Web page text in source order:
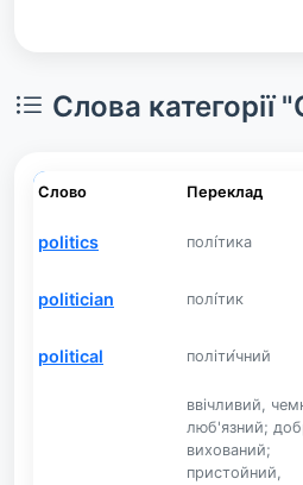
Слова категорії
Слово Переклад
politics полі́тика
politician полі́тик
political політи́чний
ввічливий,
люб'язний;
вихований;
пристойний,